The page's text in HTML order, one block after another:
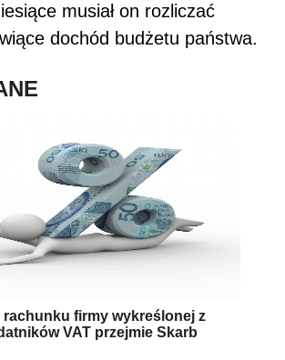
musiał on rozliczać
dochód budżetu państwa.
rachunku firmy wykreślonej z
VAT przejmie Skarb